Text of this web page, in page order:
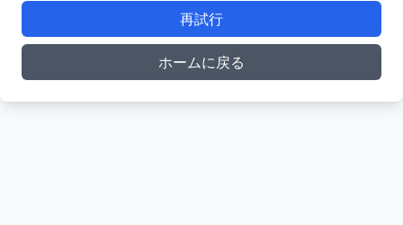
再試行
ホームに戻る